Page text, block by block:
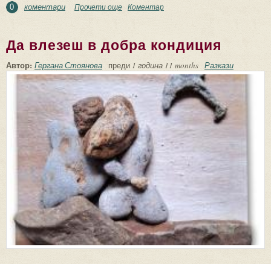
0 коментари Прочети още about Паламуд
Коментар
Да влезеш в добра кондиция
Автор: Гергана Стоянова преди 1 година 11 months Разкази